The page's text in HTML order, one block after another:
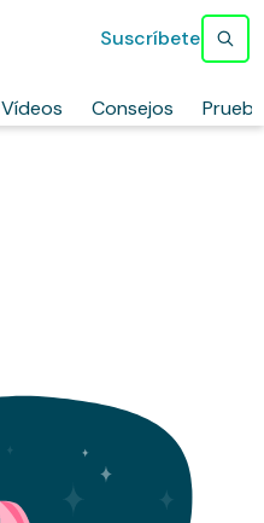
Vídeos Consejos
Suscríbete